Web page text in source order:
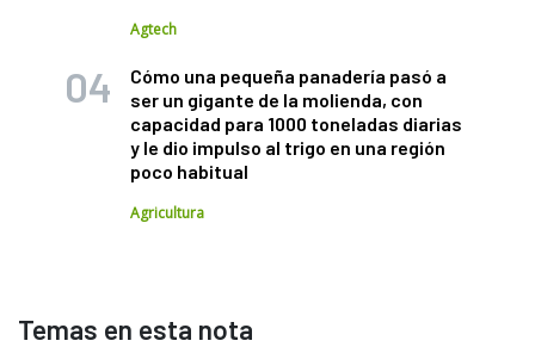
Agtech
Cómo una pequeña panadería pasó a
ser un gigante de la molienda, con
capacidad para 1000 toneladas diarias
y le dio impulso al trigo en una región
poco habitual
Agricultura
Temas en esta nota